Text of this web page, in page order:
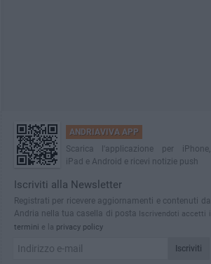
ANDRIAVIVA APP
Scarica l'applicazione per iPhone,
iPad e Android e ricevi notizie push
Iscriviti alla Newsletter
Registrati per ricevere aggiornamenti e contenuti da
Andria nella tua casella di posta Iscrivendoti accetti i
termini e la privacy policy
Iscriviti